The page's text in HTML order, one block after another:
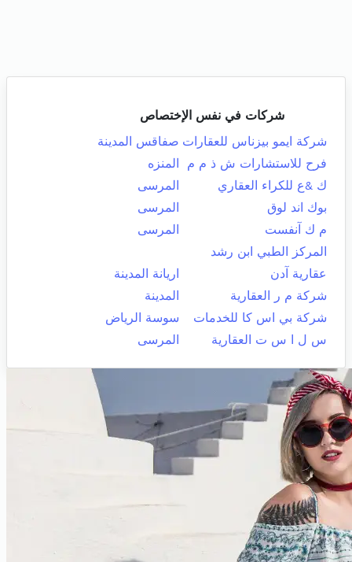
شركات في نفس الإختصاص
شركة ايمو بيزناس للعقارات صفاقس المدينة
فرح للاستشارات ش ذ م م
المنزه
ك &ع للكراء العقاري
المرسى
بوك اند لوق
المرسى
م ك آنفست
المرسى
المركز الطبي ابن رشد
عقارية آدن
اريانة المدينة
شركة م ر العقارية
المدينة
شركة بي اس كا للخدمات
سوسة الرياض
س ل ا س ت العقارية
المرسى